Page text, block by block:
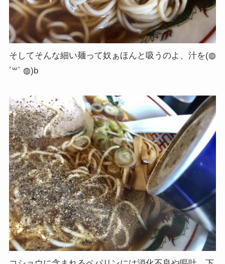
そしてそんな細い麺って奴ぁほんと吸うのよ、汁を(◍
´꒳` ◍)b